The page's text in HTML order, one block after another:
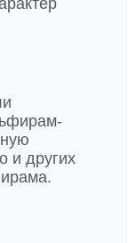
и других